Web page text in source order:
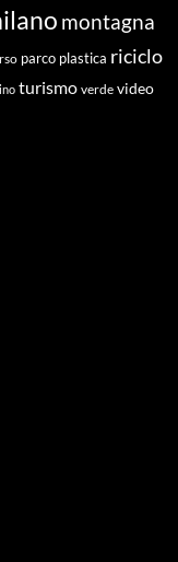
montagna
parco plastica riciclo
turismo verde video